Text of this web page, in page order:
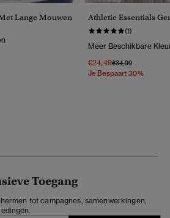
Lange Mouwen
Athletic Essentials
(1)
Meer Beschikbare
€24,49Prijs Verlaagd Van
€34,99Naar
Je Bespaart 30%
Toegang
tot campagnes, samenwerkingen,